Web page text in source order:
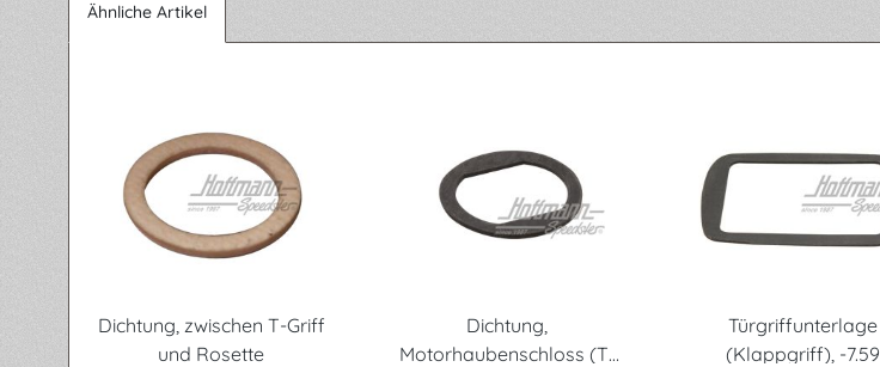
Ähnliche Artikel
Dichtung, zwischen T-Griff
und Rosette
Dichtung,
Motorhaubenschloss (T-
Türgriffunterlage
(Klappgriff), -7.59